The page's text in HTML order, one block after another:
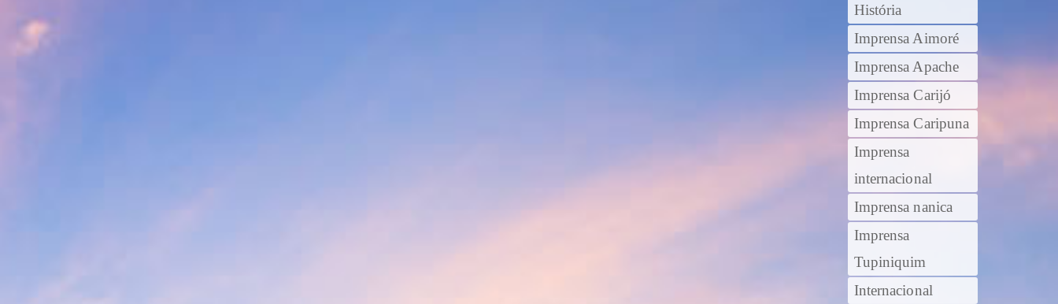
História
Imprensa Aimoré
Imprensa Apache
Imprensa Carijó
Imprensa Caripuna
Imprensa
internacional
Imprensa nanica
Imprensa
Tupiniquim
Internacional